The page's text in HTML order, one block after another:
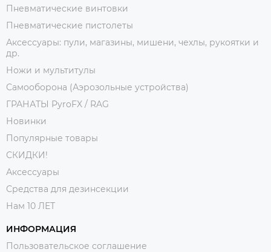
Пневматические винтовки
Пневматические пистолеты
Аксессуары: пули, магазины, мишени, чехлы, рукоятки и
др.
Ножи и мультитулы
Самооборона (Аэрозольные устройства)
ГРАНАТЫ PyroFX / RAG
Новинки
Популярные товары
СКИДКИ!
Аксессуары
Средства для дезинсекции
Нам 10 ЛЕТ
ИНФОРМАЦИЯ
Пользовательское соглашение